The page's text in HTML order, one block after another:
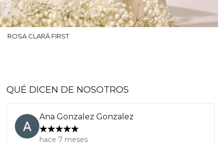
ROSA CLARÁ FIRST
QUÉ DICEN DE NOSOTROS
Ana Gonzalez Gonzalez
hace 7 meses